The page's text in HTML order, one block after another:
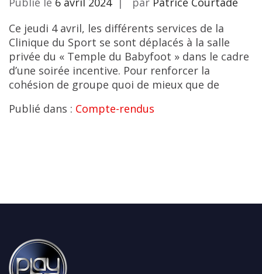
Ce jeudi 4 avril, les différents services de la
Clinique du Sport se sont déplacés à la salle
privée du « Temple du Babyfoot » dans le cadre
d’une soirée incentive. Pour renforcer la
cohésion de groupe quoi de mieux que de
Publié dans : Compte-rendus